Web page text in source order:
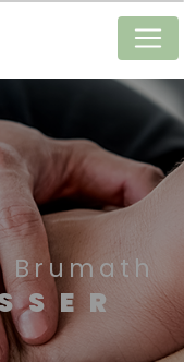
Brumath